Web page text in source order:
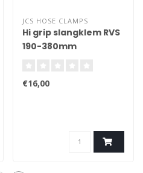
JCS HOSE CLAMPS
Hi grip slangklem RVS
190-380mm
€16,00